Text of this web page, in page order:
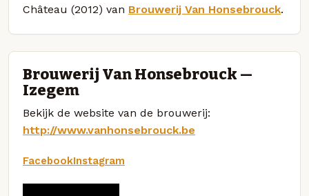
Château (2012) van Brouwerij Van Honsebrouck.
Brouwerij Van Honsebrouck —
Izegem
Bekijk de website van de brouwerij:
http://www.vanhonsebrouck.be
FacebookInstagram